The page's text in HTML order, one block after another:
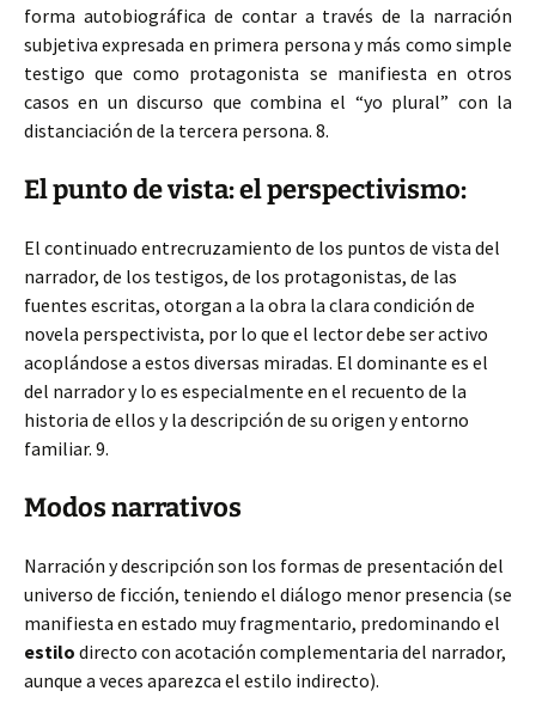
forma autobiográfica de contar a través de la narración
subjetiva expresada en primera persona y más como simple
testigo que como protagonista se manifiesta en otros
casos en un discurso que combina el “yo plural” con la
distanciación de la tercera persona. 8.
El punto de vista: el perspectivismo:
El continuado entrecruzamiento de los puntos de vista del
narrador, de los testigos, de los protagonistas, de las
fuentes escritas, otorgan a la obra la clara condición de
novela perspectivista, por lo que el lector debe ser activo
acoplándose a estos diversas miradas. El dominante es el
del narrador y lo es especialmente en el recuento de la
historia de ellos y la descripción de su origen y entorno
familiar. 9.
Modos narrativos
Narración y descripción son los formas de presentación del
universo de ficción, teniendo el diálogo menor presencia (se
manifiesta en estado muy fragmentario, predominando el
estilo directo con acotación complementaria del narrador,
aunque a veces aparezca el estilo indirecto).